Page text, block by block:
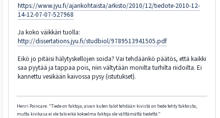
https://www.jyu.fi/ajankohtaista/arkisto/2010/12/tiedote-2010-12-
14-12-07-07-527968
Ja koko väikkäri tuolla:
http://dissertations.jyu.fi/studbiol/9789513941505.pdf
Eikö jo pitäisi hälytyskellojen soida? Vai tehdäänkö päätös, että kaikki
saa pyytää ja tappaa pois, niin vältytään monilta turhilta riidoilta. Ei
kannettu vesikään kaivossa pysy (istutukset).
Henri Poincare: "Tiede on faktoja; aivan kuten talot tehdään kivistä on tiede tehty faktoista;
mutta kivikasa ei ole talo eikä kokoelma faktoja ole välttämättä tiedettä."